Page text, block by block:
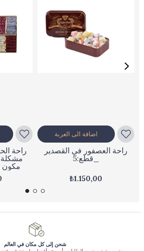
مكون
راحة العصفور في القصدير
_قطع:5
₺1.150,00
اضافة الى العربة
شحن إلى كل مكان في العالم